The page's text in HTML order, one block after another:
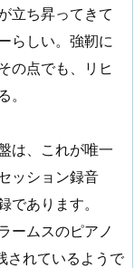
立ち昇ってきて
らしい。強靭に
の点でも、リヒ
。
は、これが唯一
ッション録音
であります。
ームスのピアノ
されているようで